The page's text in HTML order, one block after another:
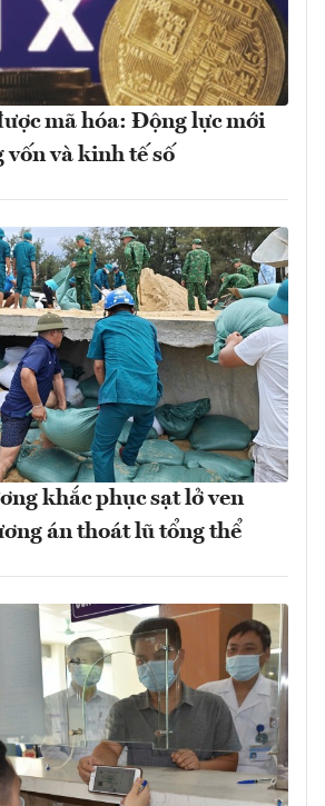
mã hóa: Động lực mới
và kinh tế số
khắc phục sạt lở ven
án thoát lũ tổng thể